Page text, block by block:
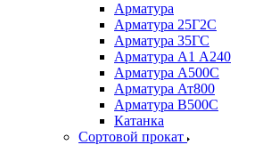
Арматура
Арматура 25Г2С
Арматура 35ГС
Арматура А1 А240
Арматура А500С
Арматура Ат800
Арматура В500С
Катанка
Сортовой прокат